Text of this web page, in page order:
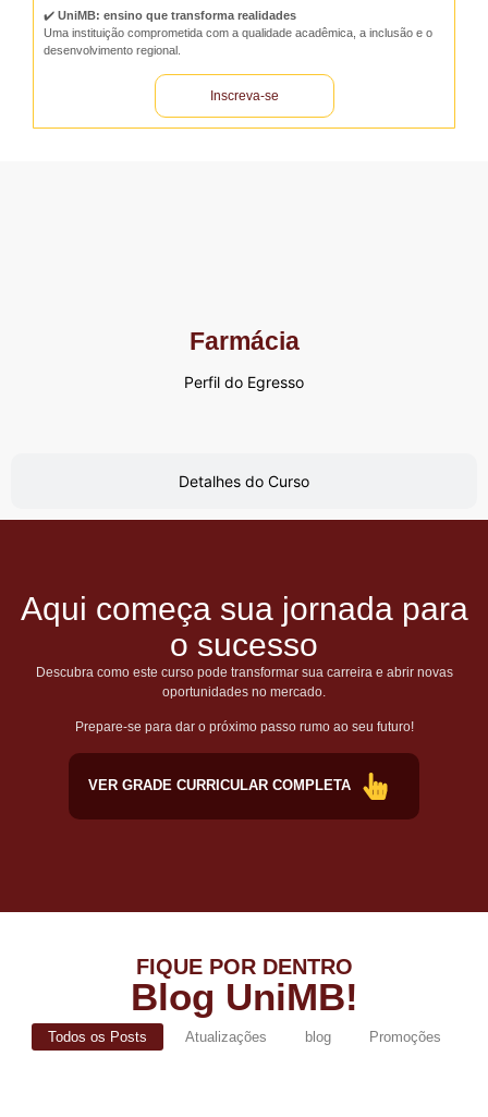
✔️ UniMB: ensino que transforma realidades
Uma instituição comprometida com a qualidade acadêmica, a inclusão e o
desenvolvimento regional.
Inscreva-se
Farmácia
Perfil do Egresso
Detalhes do Curso
Aqui começa sua jornada para
o sucesso
Descubra como este curso pode transformar sua carreira e abrir novas
oportunidades no mercado.
Prepare-se para dar o próximo passo rumo ao seu futuro!
VER GRADE CURRICULAR COMPLETA
FIQUE POR DENTRO
Blog UniMB!
Todos os Posts Atualizações blog Promoções